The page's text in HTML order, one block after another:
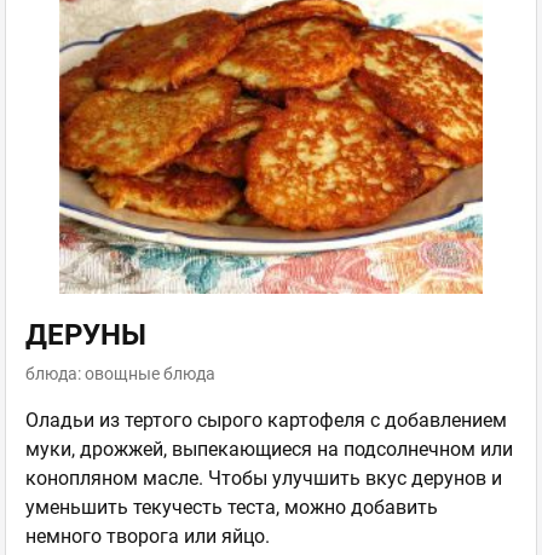
ДЕРУНЫ
блюда: овощные блюда
Оладьи из тертого сырого картофеля с добавлением
муки, дрожжей, выпекающиеся на подсолнечном или
конопляном масле. Чтобы улучшить вкус дерунов и
уменьшить текучесть теста, можно добавить
немного творога или яйцо.